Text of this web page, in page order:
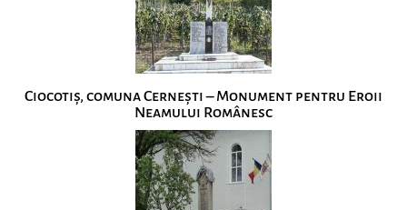
Ciocotiș, comuna Cernești – Monument pentru Eroii
Neamului Românesc